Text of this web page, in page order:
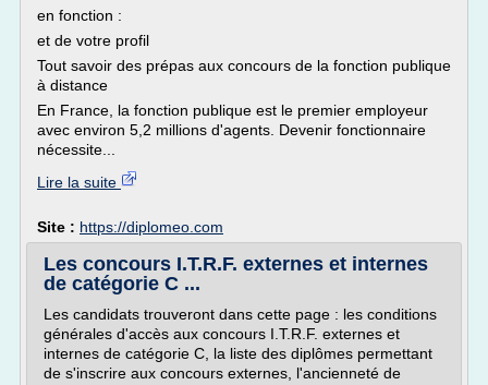
en fonction :
et de votre profil
Tout savoir des prépas aux concours de la fonction publique
à distance
En France, la fonction publique est le premier employeur
avec environ 5,2 millions d'agents. Devenir fonctionnaire
nécessite...
Lire la suite
Site : https://diplomeo.com
Les concours I.T.R.F. externes et internes
de catégorie C ...
Les candidats trouveront dans cette page : les conditions
générales d'accès aux concours I.T.R.F. externes et
internes de catégorie C, la liste des diplômes permettant
de s'inscrire aux concours externes, l'ancienneté de